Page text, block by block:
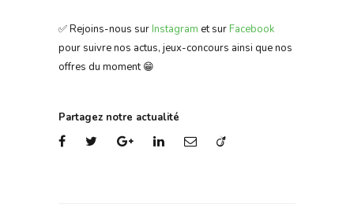
✅ Rejoins-nous sur Instagram et sur Facebook
pour suivre nos actus, jeux-concours ainsi que nos
offres du moment 😁
Partagez notre actualité